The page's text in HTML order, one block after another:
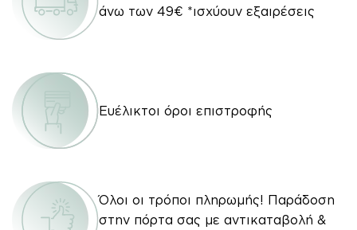
άνω των 49€ *ισχύουν εξαιρέσεις
Ευέλικτοι όροι επιστροφής
Όλοι οι τρόποι πληρωμής! Παράδοση
στην πόρτα σας με αντικαταβολή &